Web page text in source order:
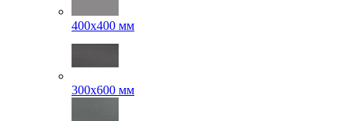
400х400 мм
300x600 мм